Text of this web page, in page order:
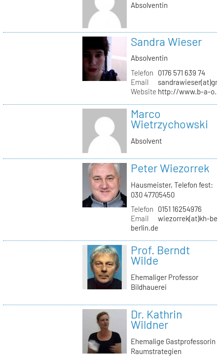
Absolventin
Sandra Wieser
Absolventin
Telefon
0176 571 639 74
Email
Website http://www.b-a-
Marco
Wietrzychowski
Absolvent
Peter Wiezorrek
Hausmeister, Telefon fest:
030 47705450
Telefon
0151 16254976
Email
wiezorrek(at)kh-
berlin.de
Prof. Berndt
Wilde
Ehemaliger Professor
Bildhauerei
Dr. Kathrin
Wildner
Ehemalige Gastprofessorin
Raumstrategien